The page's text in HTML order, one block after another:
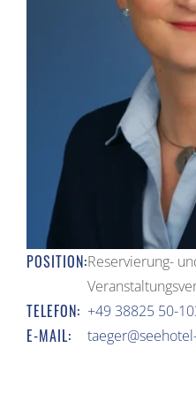
POSITION:Reservierung-
TELEFON: +49 38825 50-
E-MAIL: